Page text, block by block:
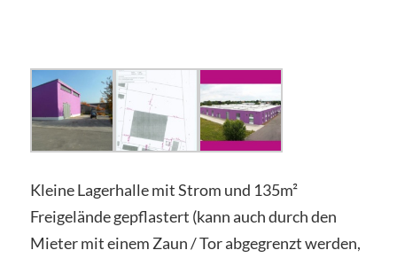
Kleine Lagerhalle mit Strom und 135m²
Freigelände gepflastert (kann auch durch den
Mieter mit einem Zaun / Tor abgegrenzt werden,